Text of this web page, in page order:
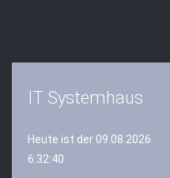
IT Systemhaus
Heute ist der 09.08.2026
6:32:40